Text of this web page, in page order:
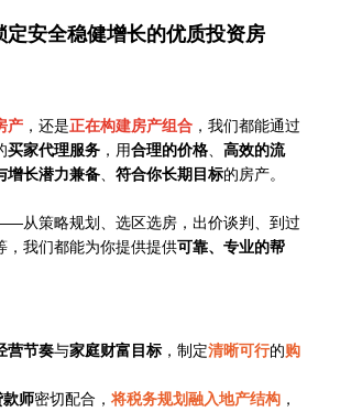
定安全稳健增长的优质投资房
产 ，还是正在构建房产组合 ，我们都能通过
买家代理服务 ， 用合理的价格
高效的流
增长潜力兼备 符合你长期目标的房产。
从策略规划、选区选房，出价谈判、到过
，我们都能为你提供提供可靠、专业的帮
营节奏与家庭财富目标 ，制定清晰可行的购
师密切配合， 将税务规划融入地产结构 ，